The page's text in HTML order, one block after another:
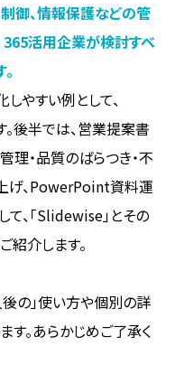
御、情報保護などの管
活用企業が検討すべ
やすい例として、
後半では、営業提案書
・品質のばらつき・不
げ、PowerPoint資料運
、「Slidewise」とその
紹介します。
の」使い方や個別の詳
。あらかじめご了承く